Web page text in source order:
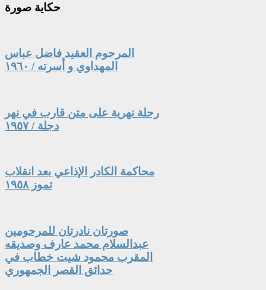
حكاية صورة
المرحوم العقيد فاضل عباس
المهداوي و أسرته / ١٩٦٠
رحلة نهرية على متن قارب في نهر
دجلة / ١٩٥٧
محاكمة الكادر الإذاعي بعد انقلاب
تموز ١٩٥٨
صورتان نادرتان للمرحومين
عبدالسلام محمد عارف وصديقه
المقرب محمود شيت خطاب في
حدائق القصر الجمهوري